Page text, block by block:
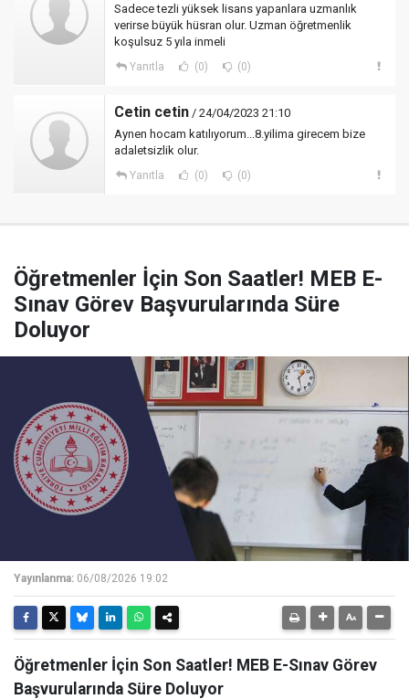
Sadece tezli yüksek lisans yapanlara uzmanlık
verirse büyük hüsran olur. Uzman öğretmenlik
koşulsuz 5 yıla inmeli
Yanıtla (0) (0)
Cetin cetin / 24/04/2023 21:10
Aynen hocam katılıyorum...8.yilima girecem bize
adaletsizlik olur.
Yanıtla (0) (0)
Öğretmenler İçin Son Saatler! MEB E-
Sınav Görev Başvurularında Süre
Doluyor
Yayınlanma: 06/08/2026 19:02
Öğretmenler İçin Son Saatler! MEB E-Sınav Görev
Başvurularında Süre Doluyor